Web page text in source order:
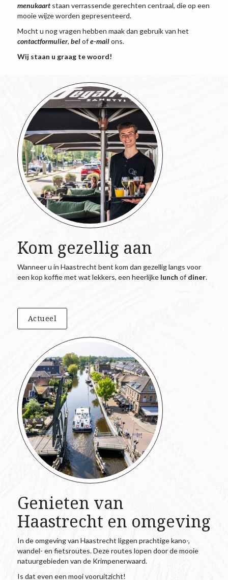
menukaart staan verrassende gerechten centraal, die op een
mooie wijze worden gepresenteerd.
Mocht u nog vragen hebben maak dan gebruik van het
contactformulier, belofe-mailons.
Wij staan u graag te woord!
Kom gezellig aan
Wanneer u in Haastrecht bent kom dan gezellig langs voor
een kop koffie met wat lekkers, een heerlijke lunch of diner.
Actueel
Genieten van
Haastrecht en omgeving
In de omgeving van Haastrecht liggen prachtige kano-,
wandel- en fietsroutes. Deze routes lopen door de mooie
natuurgebieden van de Krimpenerwaard.
Is dat even een mooi vooruitzicht!